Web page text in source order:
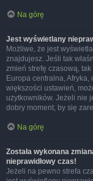
Na górę
Jest wyświetlany
Możliwe, że jest
znajdujesz. Jeśli tak
zmień strefę czasową,
Europa centralna,
większości ustawień,
użytkowników. Jeżeli nie
dobry moment, by się
Na górę
Została wykonana
nieprawidłowy czas!
Jeżeli na pewno strefa